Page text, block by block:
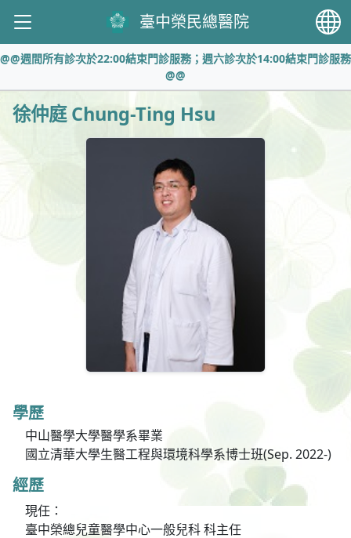
臺中榮民總醫院
@@週間所有診次於22:00結束門診服務；週六診次於14:00結束門診服務
@@
徐仲庭 Chung-Ting Hsu
學歷
中山醫學大學醫學系畢業
國立清華大學生醫工程與環境科學系博士班(Sep. 2022-)
經歷
現任：
臺中榮總兒童醫學中心一般兒科 科主任